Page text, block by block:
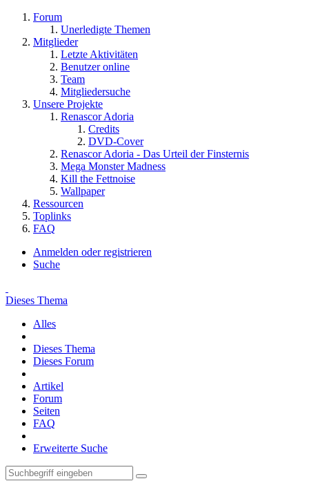
Forum
Unerledigte Themen
Mitglieder
Letzte Aktivitäten
Benutzer online
Team
Mitgliedersuche
Unsere Projekte
Renascor Adoria
Credits
DVD-Cover
Renascor Adoria - Das Urteil der Finsternis
Mega Monster Madness
Kill the Fettnoise
Wallpaper
Ressourcen
Toplinks
FAQ
Anmelden oder registrieren
Suche
Dieses Thema
Alles
Dieses Thema
Dieses Forum
Artikel
Forum
Seiten
FAQ
Erweiterte Suche